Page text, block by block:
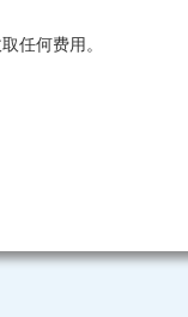
任何费用。